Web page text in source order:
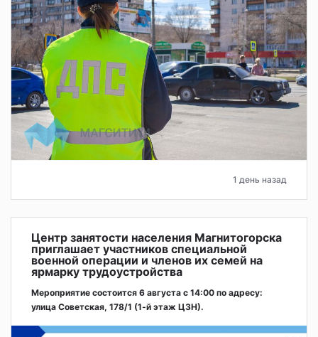
1 день назад
Центр занятости населения Магнитогорска
приглашает участников специальной
военной операции и членов их семей на
ярмарку трудоустройства
Мероприятие состоится 6 августа с 14:00 по адресу:
улица Советская, 178/1 (1‑й этаж ЦЗН).